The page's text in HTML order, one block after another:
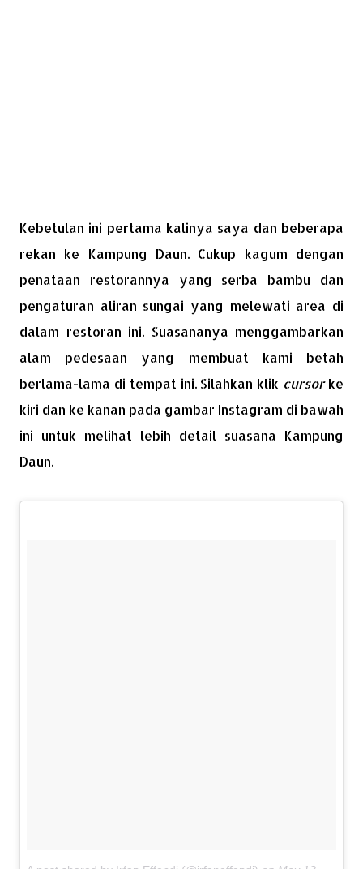
Kebetulan ini pertama kalinya saya dan beberapa
rekan ke Kampung Daun. Cukup kagum dengan
penataan restorannya yang serba bambu dan
pengaturan aliran sungai yang melewati area di
dalam restoran ini. Suasananya menggambarkan
alam pedesaan yang membuat kami betah
berlama-lama di tempat ini. Silahkan klik cursorke
kiri dan ke kanan pada gambar Instagram di bawah
ini untuk melihat lebih detail suasana Kampung
Daun.